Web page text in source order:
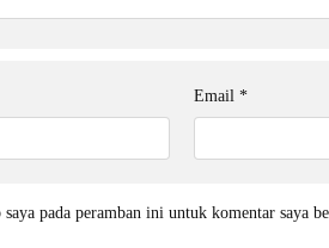
Email *
pada peramban ini untuk komentar saya